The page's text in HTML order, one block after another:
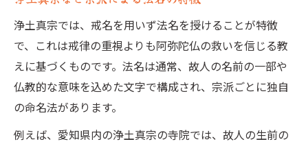
生前に法名を授かる際の注意点まとめ
浄土真宗では、戒名を用いず法名を授けることが特徴
で、これは戒律の重視よりも阿弥陀仏の救いを信じる教
えに基づくものです。法名は通常、故人の名前の一部や
仏教的な意味を込めた文字で構成され、宗派ごとに独自
の命名法があります。
例えば、愛知県内の浄土真宗の寺院では、故人の生前の